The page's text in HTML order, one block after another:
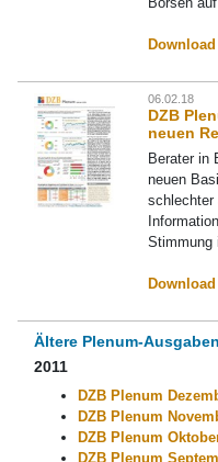
06.02.18
DZB
neuen
Berater in
neuen
schlechter
Stimmung
Ältere Plenum-
2011
DZB Plenum
DZB Plenum
DZB Plenum
DZB Plenum